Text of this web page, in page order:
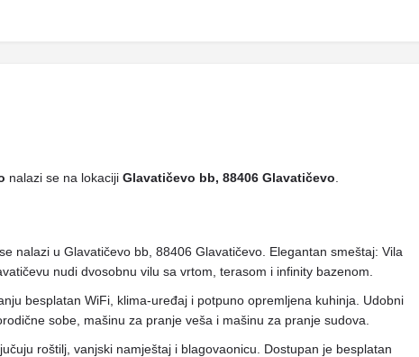
nalazi se na lokaciji Glavatičevo bb, 88406 Glavatičevo
nalazi u Glavatičevo bb, 88406 Glavatičevo. Elegantan smeštaj: Vila
nudi dvosobnu vilu sa vrtom, terasom i infinity bazenom.
besplatan WiFi, klima-uređaj i potpuno opremljena kuhinja. Udobni
sobe, mašinu za pranje veša i mašinu za pranje sudova.
roštilj, vanjski namještaj i blagovaonicu. Dostupan je besplatan